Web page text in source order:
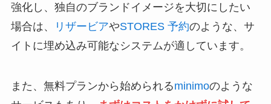
強化し、独自のブランドイメージを大切にしたい
場合は、
リザービアやSTORES 予約のような、サ
イトに埋め込み可能なシステムが適しています。
また、無料プランから始められるminimoのような